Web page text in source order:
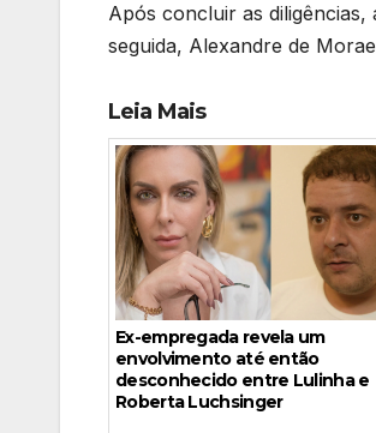
Após concluir as
seguida, Alexandre de
Leia Mais
Ex-empregada revela um
envolvimento até então
desconhecido entre Lulinha e
Roberta Luchsinger